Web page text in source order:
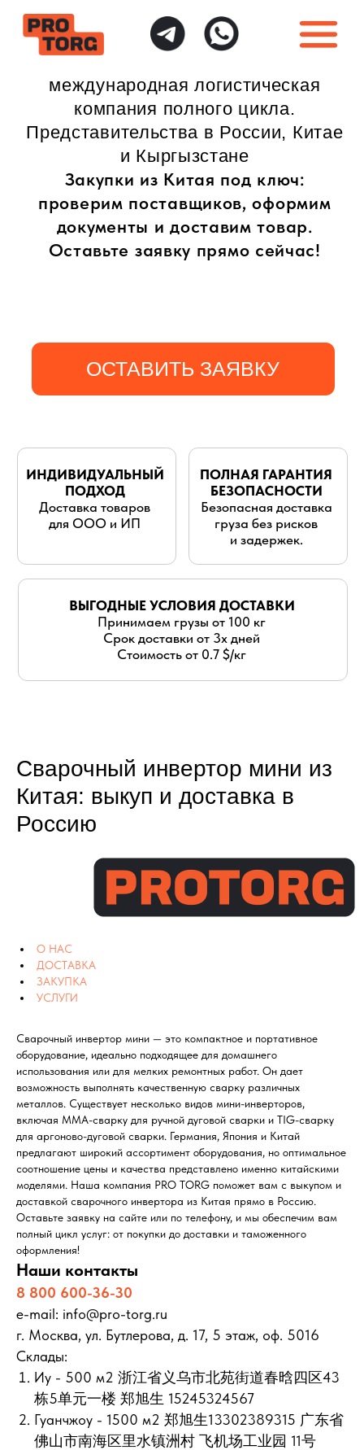
Представительства в России, Китае
и Кыргызстане
Закупки из Китая под ключ:
проверим поставщиков, оформим
документы и доставим товар.
Оставьте заявку прямо сейчас!
ОСТАВИТЬ ЗАЯВКУ
Срок доставки от 3х дней
Стоимость от 0.7 $/кг
Безопасная доставка
груза без рисков
Доставка товаров
для ООО и ИП
Сварочный инвертор мини из
Китая: выкуп и доставка в
Россию
О НАС
ДОСТАВКА
ЗАКУПКА
УСЛУГИ
Сварочный инвертор мини — это компактное и портативное
оборудование, идеально подходящее для домашнего
использования или для мелких ремонтных работ. Он дает
возможность выполнять качественную сварку различных
металлов. Существует несколько видов мини-инверторов,
включая MMA-сварку для ручной дуговой сварки и TIG-сварку
для аргоново-дуговой сварки. Германия, Япония и Китай
предлагают широкий ассортимент оборудования, но оптимальное
соотношение цены и качества представлено именно китайскими
моделями. Наша компания PRO TORG поможет вам с выкупом и
доставкой сварочного инвертора из Китая прямо в Россию.
Оставьте заявку на сайте или по телефону, и мы обеспечим вам
полный цикл услуг: от покупки до доставки и таможенного
оформления!
Наши контакты
8 800 600-36-30
e-mail: info@pro-torg.ru
г. Москва, ул. Бутлерова, д. 17, 5 этаж, оф. 5016
Склады:
Иу - 500 м2 浙江省义乌市北苑街道春晗四区43
栋5单元一楼 郑旭生 15245324567
Гуанчжоу - 1500 м2 郑旭生13302389315 广东省
佛山市南海区里水镇洲村 飞机场工业园 11号